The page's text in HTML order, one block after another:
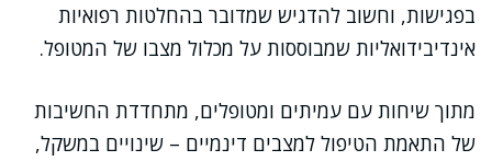
בפגישות, וחשוב להדגיש שמדובר בהחלטות רפואיות
אינדיבידואליות שמבוססות על מכלול מצבו של המטופל.
מתוך שיחות עם עמיתים ומטופלים, מתחדדת החשיבות
של התאמת הטיפול למצבים דינמיים – שינויים במשקל,